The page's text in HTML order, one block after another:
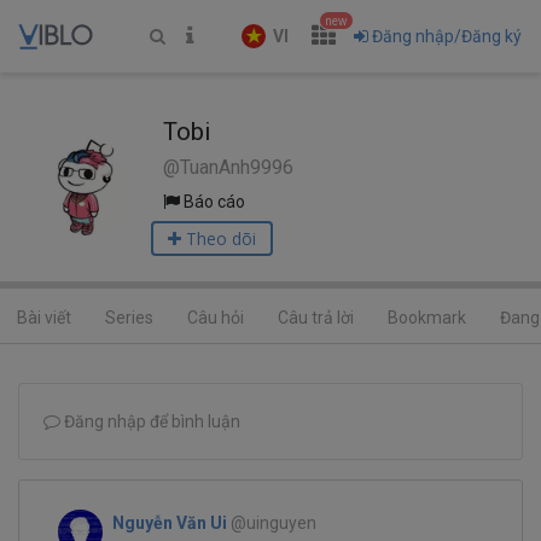
VI
new
Đăng nhập/Đăng ký
Tobi
@TuanAnh9996
Báo cáo
Theo dõi
Bài viết Series Câu hỏi Câu trả lời Bookmark
Đăng nhập để bình luận
Nguyễn Văn Ui @uinguyen